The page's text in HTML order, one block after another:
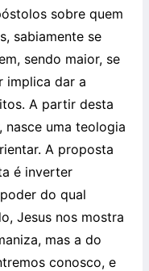
sobre quem
sabiamente se
sendo maior, se
implica dar a
A partir desta
uma teologia
A proposta
é inverter
do qual
Jesus nos mostra
mas a do
conosco, e